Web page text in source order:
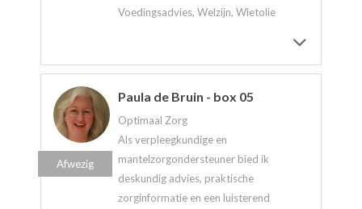
Voedingsadvies, Welzijn, Wietolie
Paula de Bruin - box 05
Optimaal Zorg
Als verpleegkundige en
mantelzorgondersteuner bied ik
deskundig advies, praktische
zorginformatie en een luisterend
Afwezig